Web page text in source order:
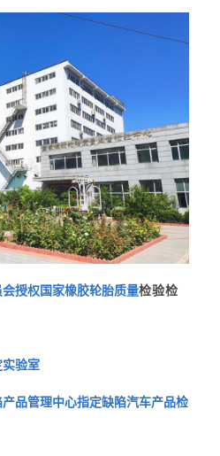
授权国家橡胶轮胎质量检验检
实验室
品管理中心指定缺陷汽车产品检